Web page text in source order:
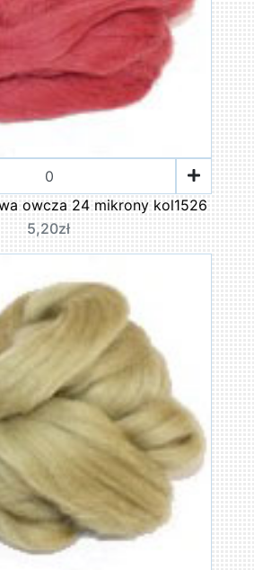
owcza 24 mikrony kol1526
5,20zł